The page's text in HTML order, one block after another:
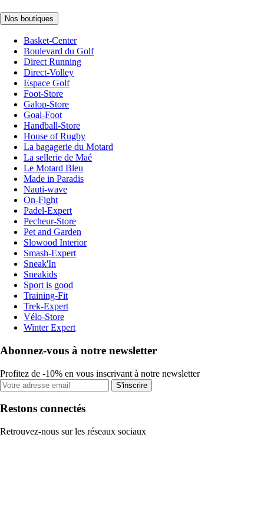
Nos boutiques
Basket-Center
Boulevard du Golf
Direct Running
Direct-Volley
Espace Golf
Foot-Store
Galop-Store
Goal-Foot
Handball-Store
House of Rugby
La bagagerie du Motard
La sellerie de Maé
Le Motard Bleu
Made in Paradis
Nauti-wave
On-Fight
Padel-Expert
Pecheur-Store
Pet and Garden
Slowood Interior
Smash-Expert
Sneak'In
Sneakids
Sport is good
Training-Fit
Trek-Expert
Vélo-Store
Winter Expert
Abonnez-vous à notre newsletter
Profitez de -10% en vous inscrivant à notre newsletter
S'inscrire
Restons connectés
Retrouvez-nous sur les réseaux sociaux